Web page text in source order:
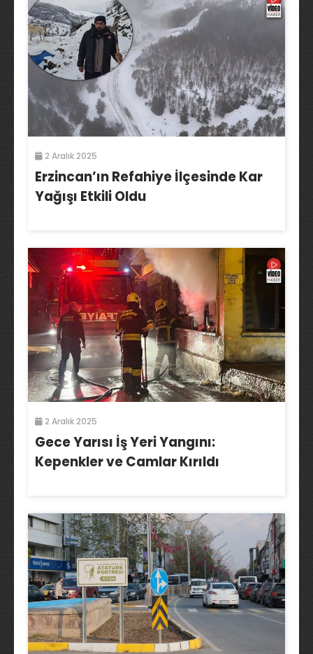
2 Aralık 2025
Erzincan’ın Refahiye İlçesinde Kar
Yağışı Etkili Oldu
2 Aralık 2025
Gece Yarısı İş Yeri Yangını:
Kepenkler ve Camlar Kırıldı